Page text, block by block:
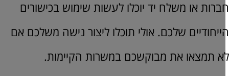
או משלח יד יוכלו לעשות שימוש בכישורים
שלכם. אולי תוכלו ליצור נישה משלכם אם
תמצאו את מבוקשכם במשרות הקיימות.